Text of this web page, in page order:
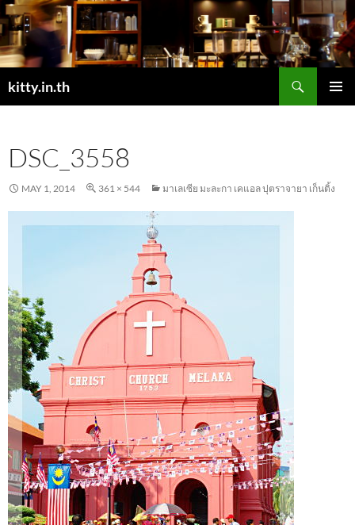
Skip
to
content
kitty.in.th
DSC_3558
MAY 1, 2014 361 × 544 มาเลเซีย มะละกา เคแอล ปุตราจายา เก็นติ้ง